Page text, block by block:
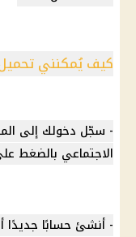
كيف يُمكنني
- سجّل دخولك إلى
الاجتماعي بالضغط
- أنشئ حسابًا جديدًا